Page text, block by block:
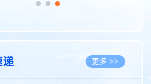
递 更多 >>